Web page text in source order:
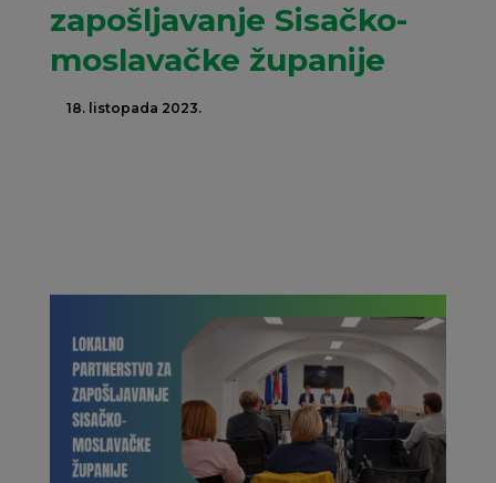
zapošljavanje Sisačko-
moslavačke županije
18. listopada 2023.